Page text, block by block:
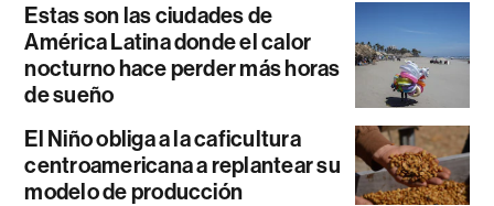
Estas son las ciudades de
América Latina donde el calor
nocturno hace perder más horas
de sueño
El Niño obliga a la caficultura
centroamericana a replantear su
modelo de producción